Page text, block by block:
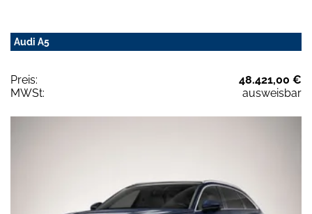
Audi A5
Preis:
48.421,00 €
MWSt:
ausweisbar